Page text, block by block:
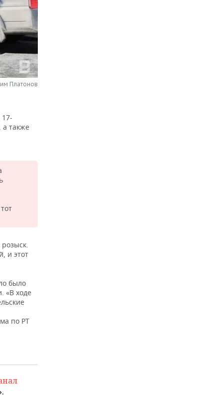
Платонов
а также
и этот
было
«В ходе
по РТ